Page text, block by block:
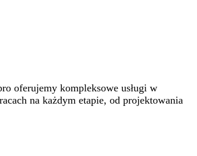
oferujemy kompleksowe usługi w
na każdym etapie, od projektowania